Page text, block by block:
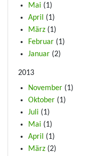
Mai (1)
April
(1)
März (1)
Februar (1)
Januar (2)
2013
November (1)
Oktober (1)
Juli (1)
Mai (1)
April
(1)
März (2)